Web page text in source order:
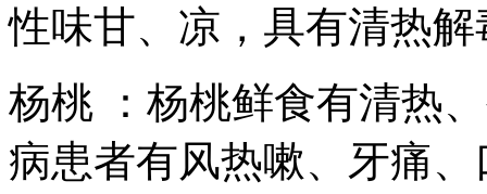
性味甘、凉，具有清热
杨桃 ：杨桃鲜食有清热
病患者有风热嗽、牙痛